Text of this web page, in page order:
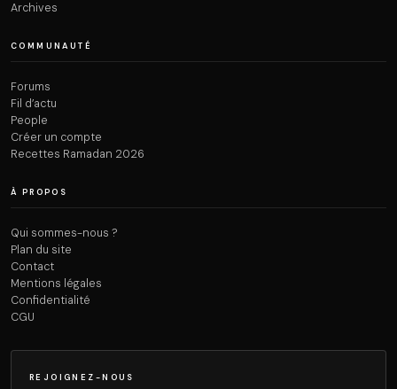
Archives
COMMUNAUTÉ
Forums
Fil d’actu
People
Créer un compte
Recettes Ramadan 2026
À PROPOS
Qui sommes-nous ?
Plan du site
Contact
Mentions légales
Confidentialité
CGU
REJOIGNEZ-NOUS